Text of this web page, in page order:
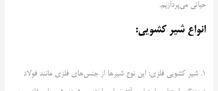
حیاتی می‌پردازیم.
انواع شیر کشویی:
1. شیر کشویی فلزی: این نوع شیرها از جنس‌های فلزی مانند فولاد